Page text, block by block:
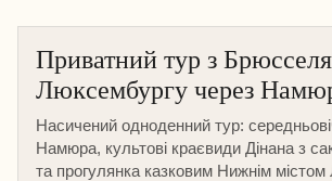
Приватний тур з
Люĸсембургу через
Насичений одноденний тур:
Намюра, культові краєвиди Дінана з
та прогулянка казковим Нижнім